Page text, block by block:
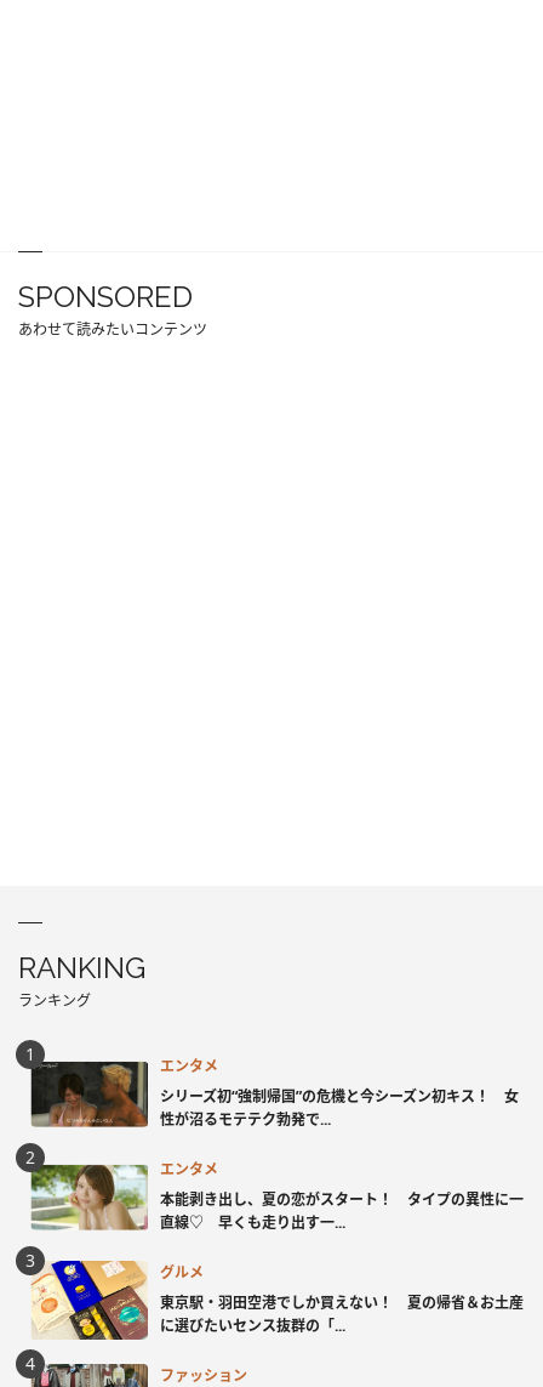
SPONSORED
あわせて読みたいコンテンツ
RANKING
ランキング
エンタメ
シリーズ初“強制帰国”の危機と今シーズン初キス！ 女
性が沼るモテテク勃発で...
エンタメ
本能剥き出し、夏の恋がスタート！ タイプの異性に一
直線♡ 早くも走り出す一...
グルメ
東京駅・羽田空港でしか買えない！ 夏の帰省＆お土産
に選びたいセンス抜群の「...
ファッション